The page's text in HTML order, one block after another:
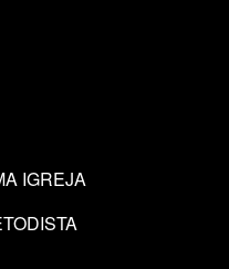
IGREJA